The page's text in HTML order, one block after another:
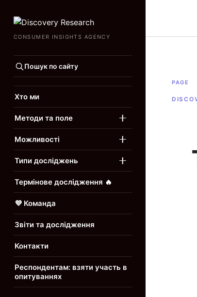
CONSUMER INSIGHTS AGENCY
Пошук по сайту
Хто ми
Методи та поле
Відкрити підменю
Можливості
Відкрити підменю
Типи досліджень
Відкрити підменю
Термінове дослідження 🔥
💜 Команда
Звіти та дослідження
Контакти
Респондентам: взяти участь в
опитуваннях
PAGE